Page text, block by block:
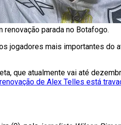
renovação parada no Botafogo.
jogadores mais importantes do
que atualmente vai até
de Alex Telles está